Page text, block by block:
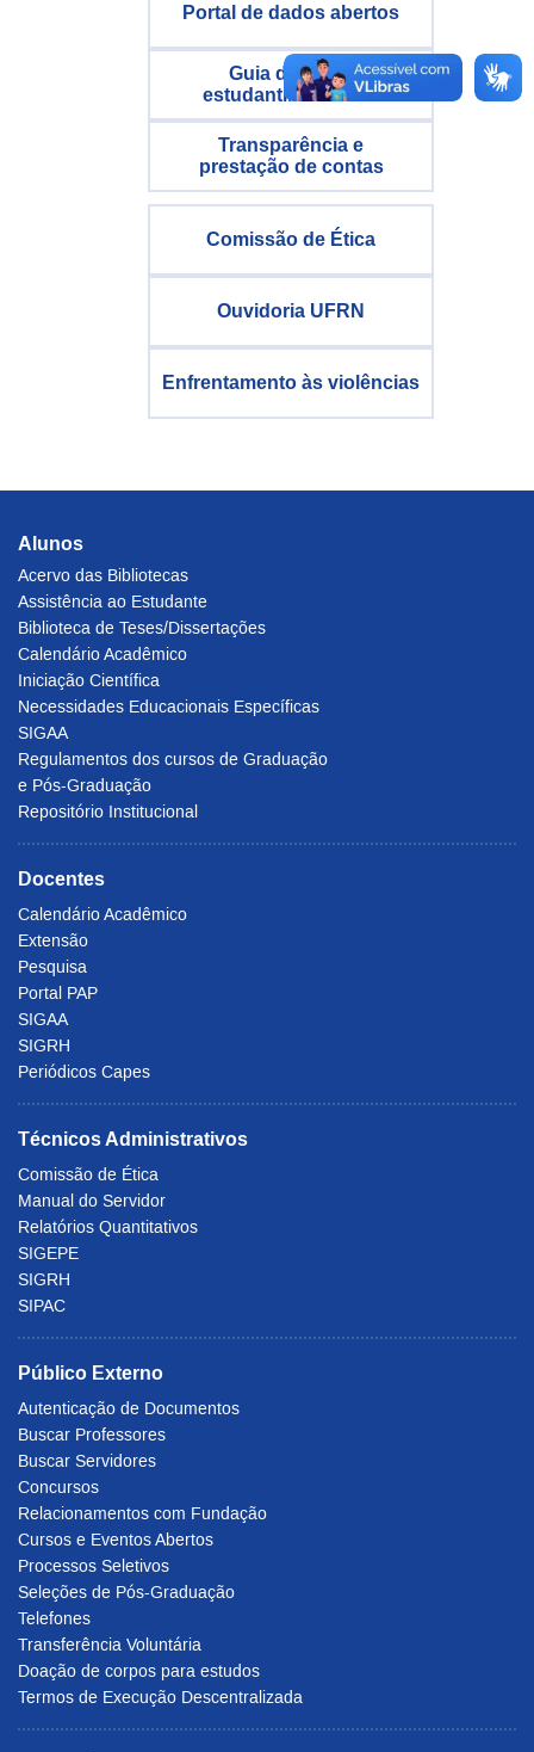
Portal de dados abertos
Guia de apoio
estudantil da UFRN
Transparência e
prestação de contas
Comissão de Ética
Ouvidoria UFRN
Enfrentamento às violências
Alunos
Acervo das Bibliotecas
Assistência ao Estudante
Biblioteca de Teses/Dissertações
Calendário Acadêmico
Iniciação Científica
Necessidades Educacionais Específicas
SIGAA
Regulamentos dos cursos de Graduação
e Pós-Graduação
Repositório Institucional
Docentes
Calendário Acadêmico
Extensão
Pesquisa
Portal PAP
SIGAA
SIGRH
Periódicos Capes
Técnicos Administrativos
Comissão de Ética
Manual do Servidor
Relatórios Quantitativos
SIGEPE
SIGRH
SIPAC
Público Externo
Autenticação de Documentos
Buscar Professores
Buscar Servidores
Concursos
Relacionamentos com Fundação
Cursos e Eventos Abertos
Processos Seletivos
Seleções de Pós-Graduação
Telefones
Transferência Voluntária
Doação de corpos para estudos
Termos de Execução Descentralizada